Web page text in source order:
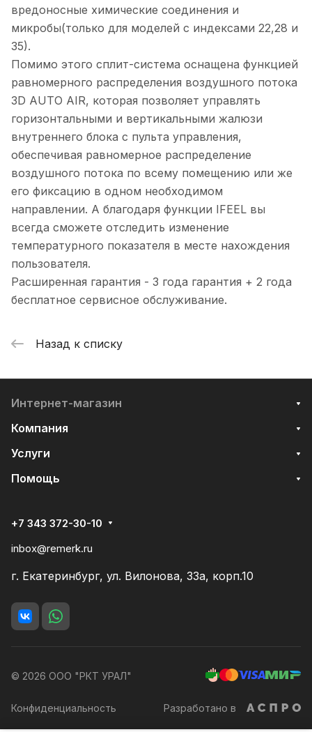
вредоносные химические соединения и
микробы(только для моделей с индексами 22,28 и
35).
Помимо этого сплит-система оснащена функцией
равномерного распределения воздушного потока
3D AUTO AIR, которая позволяет управлять
горизонтальными и вертикальными жалюзи
внутреннего блока с пульта управления,
обеспечивая равномерное распределение
воздушного потока по всему помещению или же
его фиксацию в одном необходимом
направлении. А благодаря функции IFEEL вы
всегда сможете отследить изменение
температурного показателя в месте нахождения
пользователя.
Расширенная гарантия - 3 года гарантия + 2 года
бесплатное сервисное обслуживание.
Назад к списку
Интернет-магазин
Компания
Услуги
Помощь
+7 343 372-30-10
inbox@remerk.ru
г. Екатеринбург, ул. Вилонова, 33а, корп.10
© 2026 ООО "РКТ УРАЛ"
Конфиденциальность Разработано в